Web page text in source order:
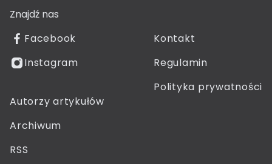
Znajdź nas
Facebook
Instagram
Kontakt
Regulamin
Polityka prywatności
Autorzy artykułów
Archiwum
RSS